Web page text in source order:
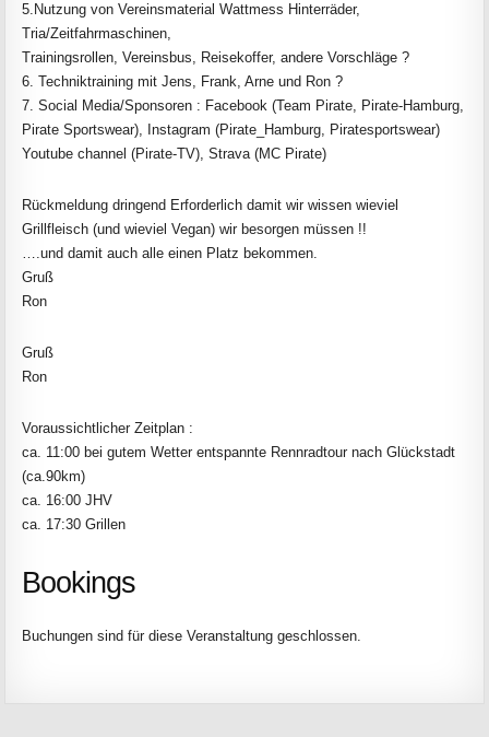
5.Nutzung von Vereinsmaterial Wattmess Hinterräder,
Tria/Zeitfahrmaschinen,
Trainingsrollen, Vereinsbus, Reisekoffer, andere Vorschläge ?
6. Techniktraining mit Jens, Frank, Arne und Ron ?
7. Social Media/Sponsoren : Facebook (Team Pirate, Pirate-Hamburg,
Pirate Sportswear), Instagram (Pirate_Hamburg, Piratesportswear)
Youtube channel (Pirate-TV), Strava (MC Pirate)
Rückmeldung dringend Erforderlich damit wir wissen wieviel
Grillfleisch (und wieviel Vegan) wir besorgen müssen !!
….und damit auch alle einen Platz bekommen.
Gruß
Ron
Gruß
Ron
Voraussichtlicher Zeitplan :
ca. 11:00 bei gutem Wetter entspannte Rennradtour nach Glückstadt
(ca.90km)
ca. 16:00 JHV
ca. 17:30 Grillen
Bookings
Buchungen sind für diese Veranstaltung geschlossen.